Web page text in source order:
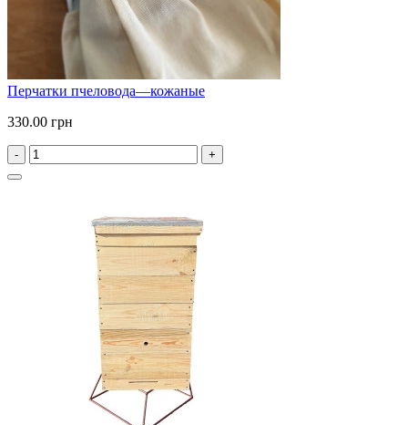
Перчатки пчеловода—кожаные
330.00 грн
- +